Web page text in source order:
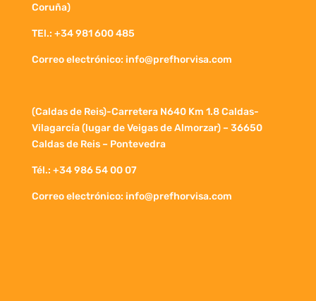
Coruña)
TEl.: +34 981 600 485
Correo electrónico: info@prefhorvisa.com
(Caldas de Reis)-Carretera N640 Km 1.8 Caldas-
Vilagarcía (lugar de Veigas de Almorzar) – 36650
Caldas de Reis – Pontevedra
Tél.: +34 986 54 00 07
Correo electrónico: info@prefhorvisa.com